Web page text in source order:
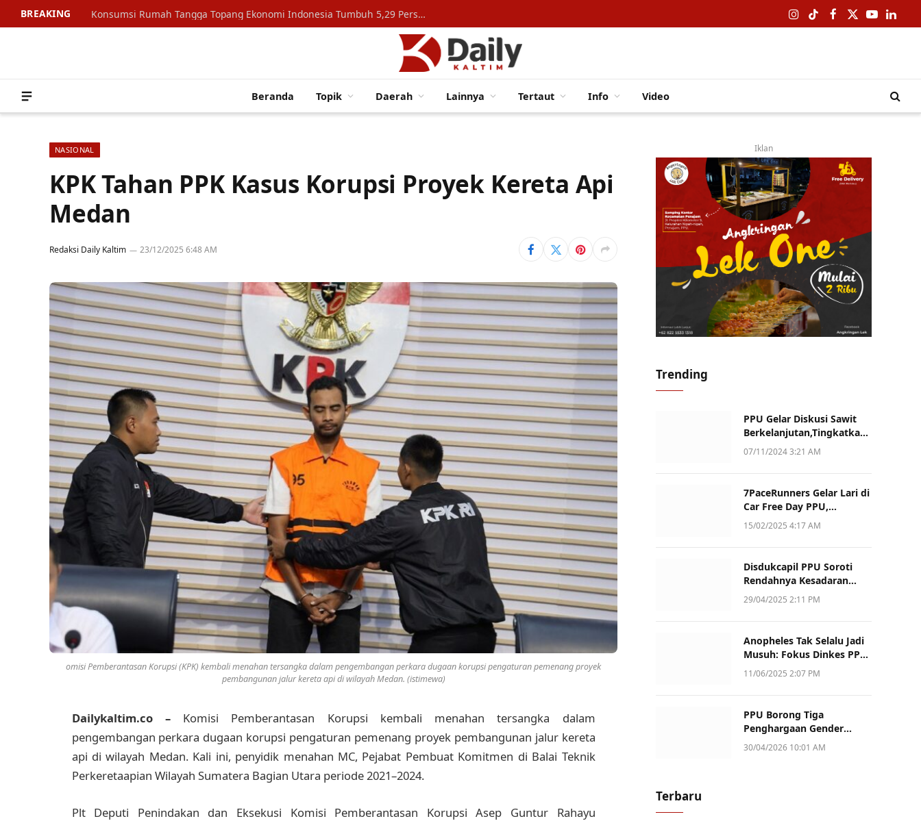
BREAKING Konsumsi Rumah Tangga Topang Ekonomi Indonesia Tumbuh 5,29 Persen Instagram
TikTokFacebook
X
YouTube
Beranda Topik Daerah Lainnya Tertaut Info Video
NASIONAL
KPK Tahan PPK Kasus Korupsi Proyek Kereta Api
Medan
Redaksi Daily Kaltim 23/12/2025 6:48 AM
omisi Pemberantasan Korupsi (KPK) kembali menahan tersangka dalam pengembangan perkara dugaan korupsi pengaturan pemenang proyek
pembangunan jalur kereta api di wilayah Medan. (istimewa)
Dailykaltim.co – Komisi Pemberantasan Korupsi kembali menahan tersangka dalam
pengembangan perkara dugaan korupsi pengaturan pemenang proyek pembangunan jalur kereta
api di wilayah Medan. Kali ini, penyidik menahan MC, Pejabat Pembuat Komitmen di Balai Teknik
Perkeretaapian Wilayah Sumatera Bagian Utara periode 2021–2024.
Plt Deputi Penindakan dan Eksekusi Komisi Pemberantasan Korupsi Asep Guntur Rahayu
Iklan
Trending
PPU Gelar Diskusi Sawit
Berkelanjutan,Tingkatkan
Daya Saing dan Kualitas
07/11/2024 3:21 AM
7PaceRunners Gelar Lari di
Car Free Day PPU,
Kampanye Gaya Hidup
15/02/2025 4:17 AM
Disdukcapil PPU Soroti
Rendahnya Kesadaran
Warga Soal Pelaporan
29/04/2025 2:11 PM
Anopheles Tak Selalu Jadi
Musuh: Fokus Dinkes PPU
Kini ke Penularan Aktif di
11/06/2025 2:07 PM
PPU Borong Tiga
Penghargaan Gender
Champion Kaltim 2026,
30/04/2026 10:01 AM
Terbaru